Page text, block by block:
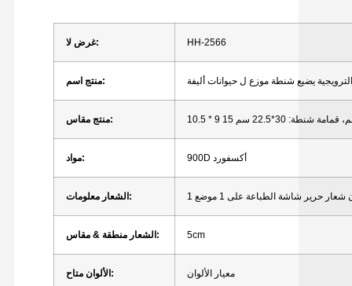
غرضلا: HH-2566
منتجاسم: الترويجية يضيع شنطة موزع ل حيوانات أليفة
منتجمقاس: 9 سم، قمامة شنطة: 30*22.5 سم
مواد: 900D أكسفورد
الشعار معلومات: 1 شعار حرير شاشة الطباعة على 1 موضع
الشعار منطقة & مقاس: 5cm
الألوان متاح: معيار الألوان